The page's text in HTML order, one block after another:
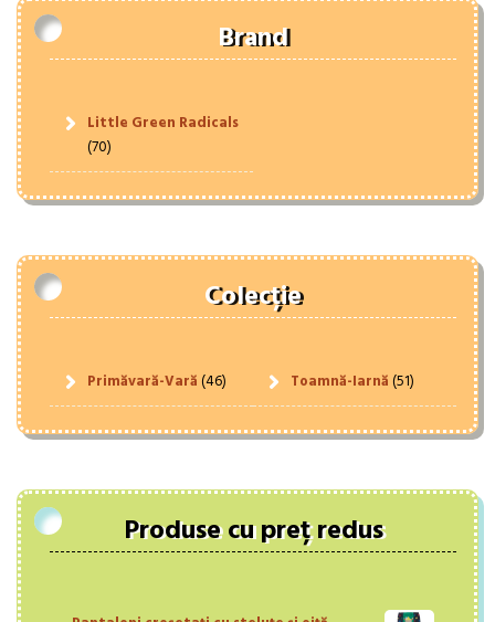
Brand
Little Green Radicals
(70)
Colecție
Primăvară-Vară(46) Toamnă-Iarnă(51)
Produse cu preț redus